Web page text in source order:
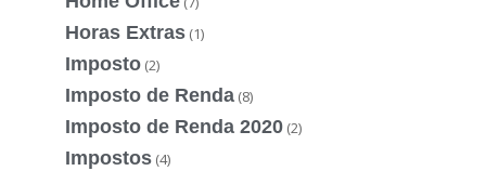
Horas Extras (1)
Imposto (2)
Imposto de Renda (8)
Imposto de Renda 2020 (2)
Impostos (4)